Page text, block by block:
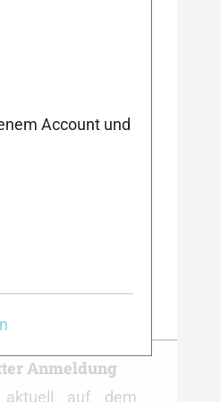
Anmeldung
auf dem
Account und